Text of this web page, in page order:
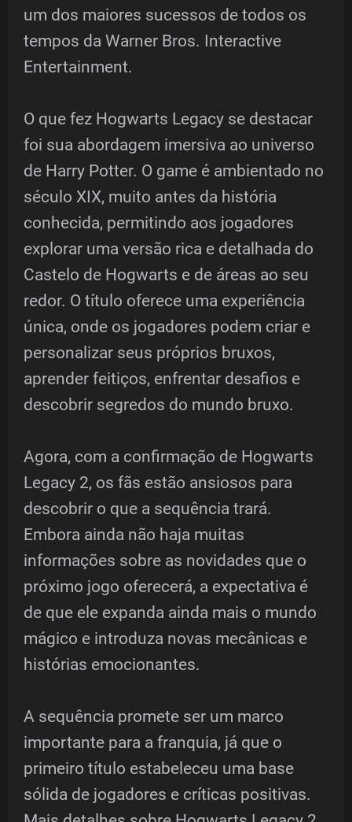
um dos maiores sucessos de todos os
tempos da Warner Bros. Interactive
Entertainment.
O que fez Hogwarts Legacy se destacar
foi sua abordagem imersiva ao universo
de Harry Potter. O game é ambientado no
século XIX, muito antes da história
conhecida, permitindo aos jogadores
explorar uma versão rica e detalhada do
Castelo de Hogwarts e de áreas ao seu
redor. O título oferece uma experiência
única, onde os jogadores podem criar e
personalizar seus próprios bruxos,
aprender feitiços, enfrentar desafios e
descobrir segredos do mundo bruxo.
Agora, com a confirmação de Hogwarts
Legacy 2, os fãs estão ansiosos para
descobrir o que a sequência trará.
Embora ainda não haja muitas
informações sobre as novidades que o
próximo jogo oferecerá, a expectativa é
de que ele expanda ainda mais o mundo
mágico e introduza novas mecânicas e
histórias emocionantes.
A sequência promete ser um marco
importante para a franquia, já que o
primeiro título estabeleceu uma base
sólida de jogadores e críticas positivas.